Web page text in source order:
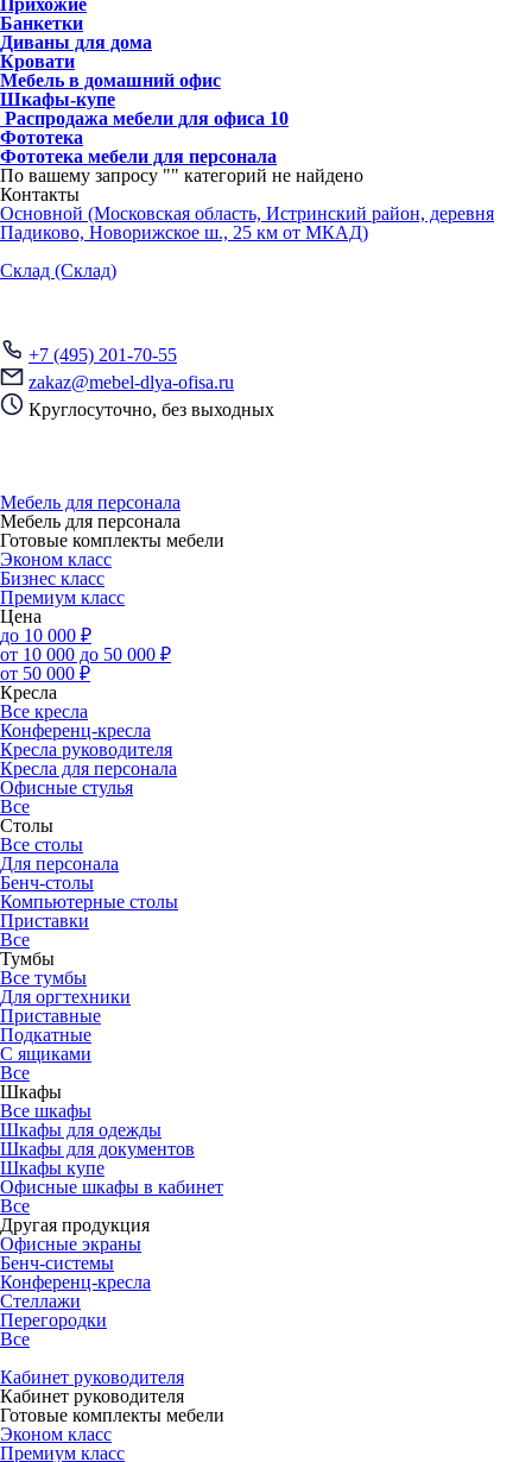
Прихожие
Банкетки
Диваны для дома
Кровати
Мебель в домашний офис
Шкафы-купе
Распродажа мебели для офиса 10
Фототека
Фототека мебели для персонала
По вашему запросу "" категорий не найдено
Контакты
Основной (Московская область, Истринский район, деревня
Падиково, Новорижское ш., 25 км от МКАД)
Склад (Склад)
+7 (495) 201-70-55
zakaz@mebel-dlya-ofisa.ru
Круглосуточно, без выходных
Мебель для персонала
Мебель для персонала
Готовые комплекты мебели
Эконом класс
Бизнес класс
Премиум класс
Цена
до 10 000 ₽
от 10 000 до 50 000 ₽
от 50 000 ₽
Кресла
Все кресла
Конференц-кресла
Кресла руководителя
Кресла для персонала
Офисные стулья
Все
Столы
Все столы
Для персонала
Бенч-столы
Компьютерные столы
Приставки
Все
Тумбы
Все тумбы
Для оргтехники
Приставные
Подкатные
С ящиками
Все
Шкафы
Все шкафы
Шкафы для одежды
Шкафы для документов
Шкафы купе
Офисные шкафы в кабинет
Все
Другая продукция
Офисные экраны
Бенч-системы
Конференц-кресла
Стеллажи
Перегородки
Все
Кабинет руководителя
Кабинет руководителя
Готовые комплекты мебели
Эконом класс
Премиум класс